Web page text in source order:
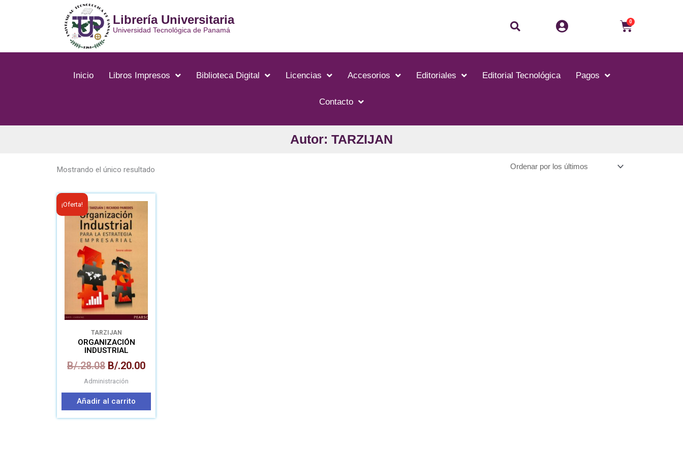
Librería Universitaria
Universidad Tecnológica de Panamá Buscar 0Carrito
Inicio Libros Impresos Biblioteca Digital Licencias Accesorios Editoriales Editorial Tecnológica Pagos
Contacto
Autor: TARZIJAN
Mostrando el único resultado
¡Oferta!
TARZIJAN
ORGANIZACIÓN
INDUSTRIAL
B/.28.08
El
precio
original
era:
B/.28.08.
B/.20.00
El
Administración
Añadir al carrito